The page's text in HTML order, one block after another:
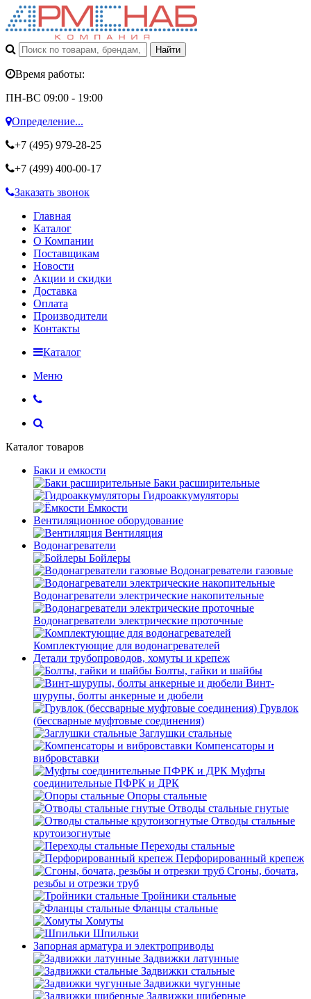
Время работы:
ПН-ВС 09:00 - 19:00
Определение...
+7 (495) 979-28-25
+7 (499) 400-00-17
Заказать звонок
Главная
Каталог
О Компании
Поставщикам
Новости
Акции и скидки
Доставка
Оплата
Производители
Контакты
Каталог
Меню
Каталог товаров
Баки и емкости
Баки расширительные
Гидроаккумуляторы
Ёмкости
Вентиляционное оборудование
Вентиляция
Водонагреватели
Бойлеры
Водонагреватели газовые
Водонагреватели электрические накопительные
Водонагреватели электрические проточные
Комплектующие для водонагревателей
Детали трубопроводов, хомуты и крепеж
Болты, гайки и шайбы
Винт-
шурупы, болты анкерные и дюбели
Грувлок
(бессварные муфтовые соединения)
Заглушки стальные
Компенсаторы и
вибровставки
Муфты
соединительные ПФРК и ДРК
Опоры стальные
Отводы стальные гнутые
Отводы стальные
крутоизогнутые
Переходы стальные
Перфорированный крепеж
Сгоны, бочата,
резьбы и отрезки труб
Тройники стальные
Фланцы стальные
Хомуты
Шпильки
Запорная арматура и электроприводы
Задвижки латунные
Задвижки стальные
Задвижки чугунные
Задвижки шиберные